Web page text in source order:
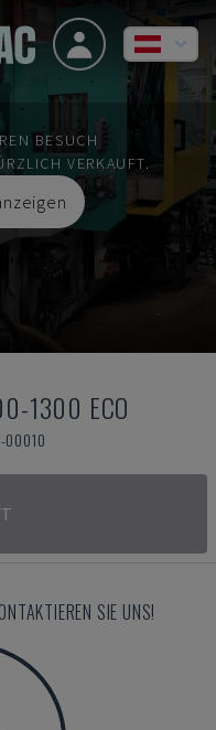
BESUCH
VERKAUFT.
1300 ECO
00010
SIE UNS!